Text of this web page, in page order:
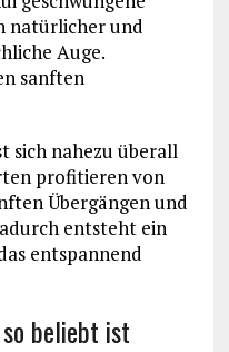
natürlicher und
Auge.
sanften
sich nahezu überall
profitieren von
Übergängen und
entsteht ein
entspannend
beliebt ist